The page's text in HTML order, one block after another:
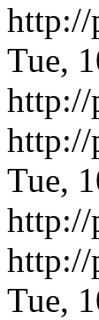
http://
Tue,
http://
http://
Tue,
http://
http://
Tue,